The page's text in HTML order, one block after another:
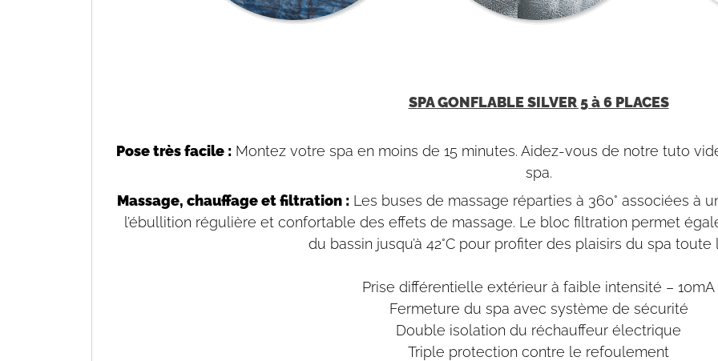
SPA GONFLABLE SILVER 5 à 6 PLACES
Pose très facile : Montez votre spa en moins de 15 minutes. Aidez-vous de notre tuto
spa.
Massage, chauffage et filtration : Les buses de massage réparties à 360° associées à
l’ébullition régulière et confortable des effets de massage. Le bloc filtration permet
du bassin jusqu’à 42°C pour profiter des plaisirs du spa toute
Prise différentielle extérieur à faible intensité – 10mA
Fermeture du spa avec système de sécurité
Double isolation du réchauffeur électrique
Triple protection contre le refoulement